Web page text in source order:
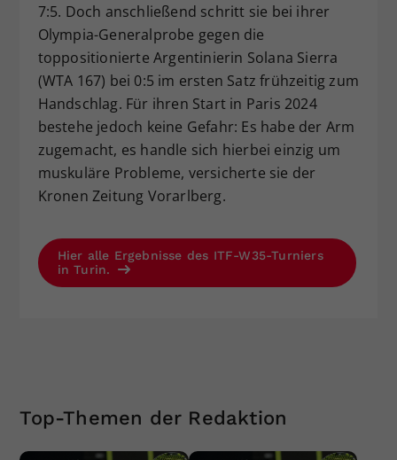
7:5. Doch anschließend schritt sie bei ihrer
Olympia-Generalprobe gegen die
toppositionierte Argentinierin Solana Sierra
(WTA 167) bei 0:5 im ersten Satz frühzeitig zum
Handschlag. Für ihren Start in Paris 2024
bestehe jedoch keine Gefahr: Es habe der Arm
zugemacht, es handle sich hierbei einzig um
muskuläre Probleme, versicherte sie der
Kronen Zeitung Vorarlberg.
Hier alle Ergebnisse des ITF-W35-Turniers
in Turin.
Top-Themen der Redaktion